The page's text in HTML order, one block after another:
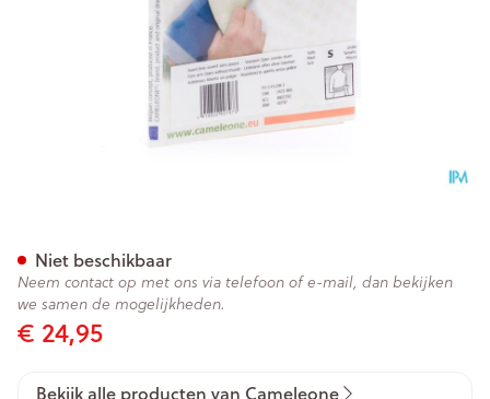
€ 24,95
Niet beschikbaar
Neem contact op met ons via telefoon of e-mail, dan bekijken
we samen de mogelijkheden.
Bekijk alle producten van Cameleone